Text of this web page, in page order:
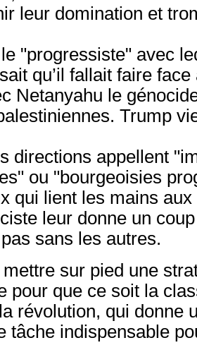
leur domination et
le "progressiste" avec
qu’il fallait faire
Netanyahu le
Trump
directions appellent
ou "bourgeoisies
qui lient les mains
leur donne un
sans les autres.
sur pied une
pour que ce soit la
révolution, qui donne
tâche indispensable